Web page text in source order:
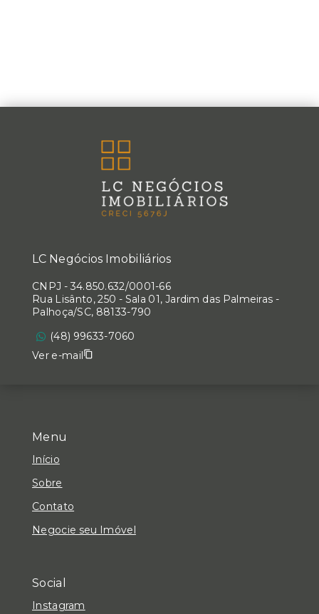
Menu
Início
Sobre
Contato
Negocie seu Imóvel
Social
Instagram
LC Negócios Imobiliários
CNPJ - 34.850.632/0001-66
Rua Lisânto, 250 - Sala 01, Jardim das Palmeiras -
Palhoça/SC, 88133-790
(48) 99633-7060
Ver e-mail